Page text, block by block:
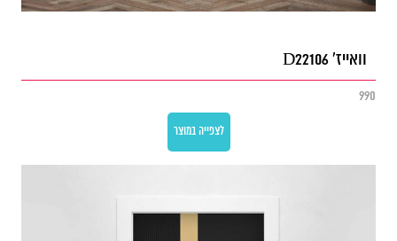
וואייז' D22106
990
לצפייה במוצר